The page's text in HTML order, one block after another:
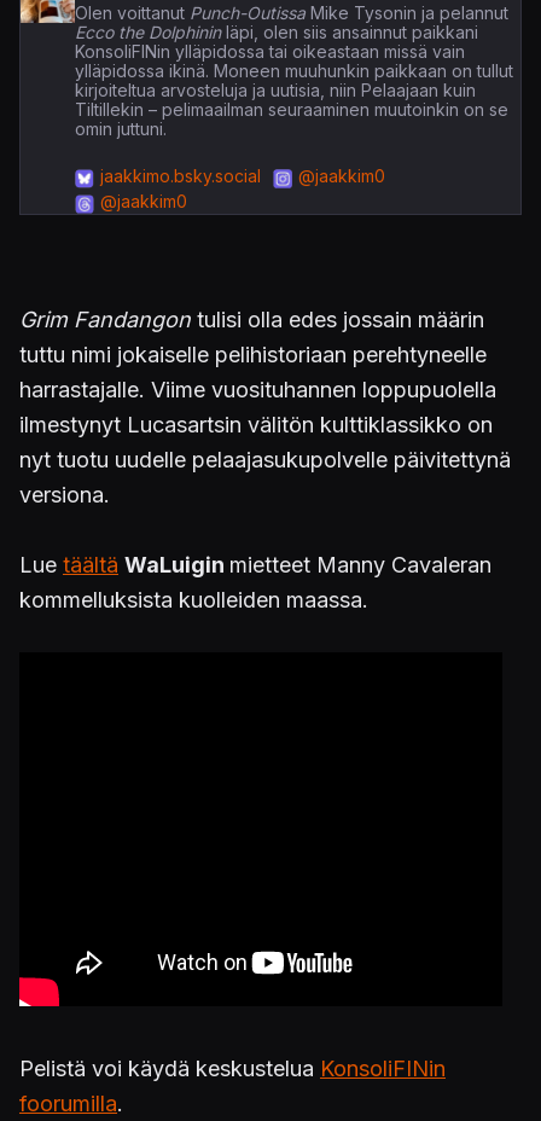
Olen voittanutPunch-OutissaMike Tysonin ja pelannut
Ecco the Dolphininläpi, olen siis ansainnut paikkani
KonsoliFINin ylläpidossa tai oikeastaan missä vain
ylläpidossa ikinä. Moneen muuhunkin paikkaan on tullut
kirjoiteltua arvosteluja ja uutisia, niin Pelaajaan kuin
Tiltillekin – pelimaailman seuraaminen muutoinkin on se
omin juttuni.
jaakkimo.bsky.social
@jaakkim0
@jaakkim0
Grim Fandangon tulisi olla edes jossain määrin
tuttu nimi jokaiselle pelihistoriaan perehtyneelle
harrastajalle. Viime vuosituhannen loppupuolella
ilmestynyt Lucasartsin välitön kulttiklassikko on
nyt tuotu uudelle pelaajasukupolvelle päivitettynä
versiona.
Lue täältä WaLuigin mietteet Manny Cavaleran
kommelluksista kuolleiden maassa.
Pelistä voi käydä keskustelua KonsoliFINin
foorumilla.